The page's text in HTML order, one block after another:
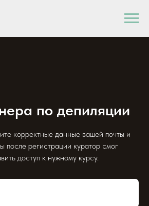
по депиляции
корректные данные вашей почты и
после регистрации куратор смог
доступ к нужному курсу.